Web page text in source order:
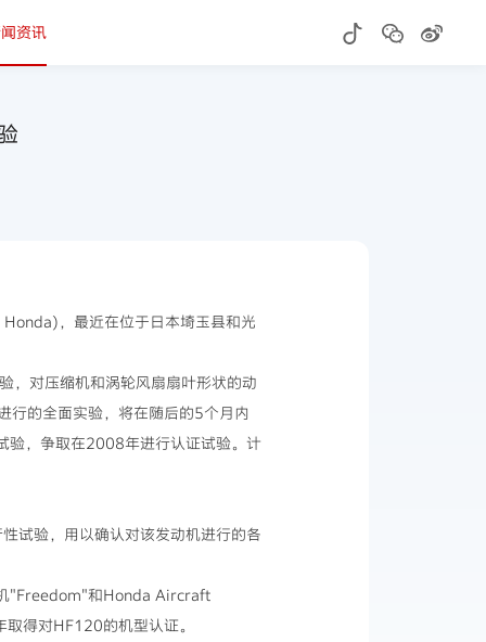
资讯
，最近在位于日本埼玉县和光
对压缩机和涡轮风扇扇叶形状的动
行的全面实验，将在随后的5个月内
验，争取在2008年进行认证试验。计
试验，用以确认对该发动机进行的各
"Freedom"和Honda Aircraft
得对HF120的机型认证。